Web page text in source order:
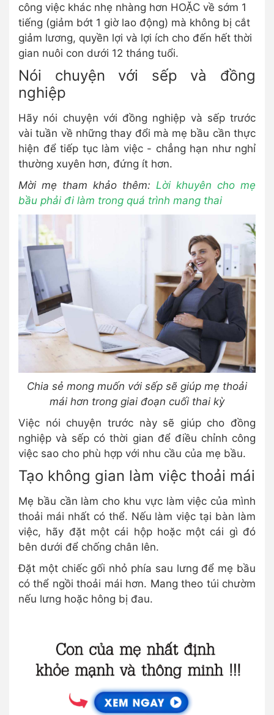
công việc khác nhẹ nhàng hơn HOẶC về sớm 1
tiếng (giảm bớt 1 giờ lao động) mà không bị cắt
giảm lương, quyền lợi và lợi ích cho đến hết thời
gian nuôi con dưới 12 tháng tuổi.
Nói chuyện với sếp và đồng
nghiệp
Hãy nói chuyện với đồng nghiệp và sếp trước
vài tuần về những thay đổi mà mẹ bầu cần thực
hiện để tiếp tục làm việc - chẳng hạn như nghỉ
thường xuyên hơn, đứng ít hơn.
Mời mẹ tham khảo thêm: Lời khuyên cho mẹ
bầu phải đi làm trong quá trình mang thai
Chia sẻ mong muốn với sếp sẽ giúp mẹ thoải
mái hơn trong giai đoạn cuối thai kỳ
Việc nói chuyện trước này sẽ giúp cho đồng
nghiệp và sếp có thời gian để điều chỉnh công
việc sao cho phù hợp với nhu cầu của mẹ bầu.
Tạo không gian làm việc thoải mái
Mẹ bầu cần làm cho khu vực làm việc của mình
thoải mái nhất có thể. Nếu làm việc tại bàn làm
việc, hãy đặt một cái hộp hoặc một cái gì đó
bên dưới để chống chân lên.
Đặt một chiếc gối nhỏ phía sau lưng để mẹ bầu
có thể ngồi thoải mái hơn. Mang theo túi chườm
nếu lưng hoặc hông bị đau.